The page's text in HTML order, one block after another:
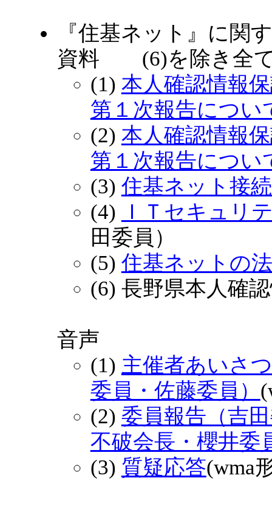
『住基ネット』に関
資料 (6)を除き全て
(1) 本人確認情報
第１次報告につい
(2) 本人確認情報
第１次報告につい
(3) 住基ネット接
(4)
ＩＴセキュリ
田委員）
(5) 住基ネットの
(6) 長野県本人確
音声
(1) 主催者あいさ
委員・佐藤委員）
(2) 委員報告（吉
不破会長・櫻井委
(3) 質疑応答(wma